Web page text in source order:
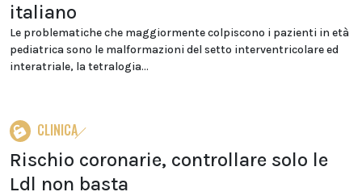
italiano
Le problematiche che maggiormente colpiscono i pazienti in età
pediatrica sono le malformazioni del setto interventricolare ed
interatriale, la tetralogia...
CLINICA
Rischio coronarie, controllare solo le
Ldl non basta